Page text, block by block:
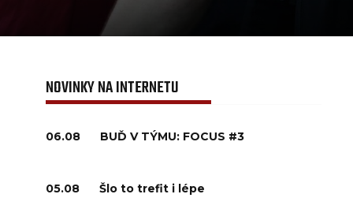
NOVINKY NA INTERNETU
06.08 BUĎ V TÝMU: FOCUS #3
05.08 Šlo to trefit i lépe